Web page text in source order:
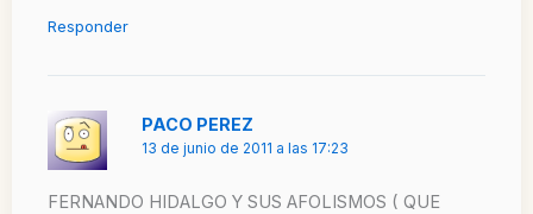
Responder
PACO PEREZ
13 de junio de 2011 a las 17:23
FERNANDO HIDALGO Y SUS AFOLISMOS ( QUE